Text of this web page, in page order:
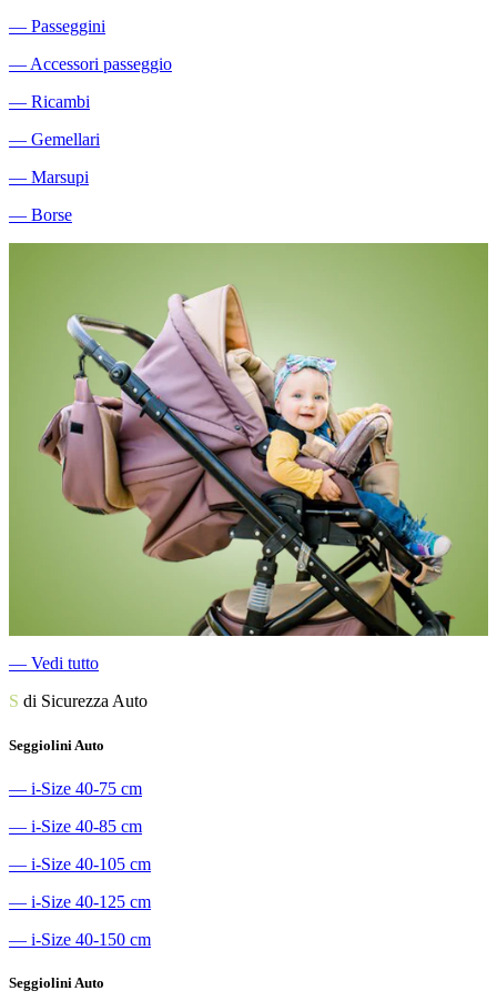
― Passeggini
― Accessori passeggio
― Ricambi
― Gemellari
― Marsupi
― Borse
― Vedi tutto
S di Sicurezza Auto
Seggiolini Auto
― i-Size 40-75 cm
― i-Size 40-85 cm
― i-Size 40-105 cm
― i-Size 40-125 cm
― i-Size 40-150 cm
Seggiolini Auto